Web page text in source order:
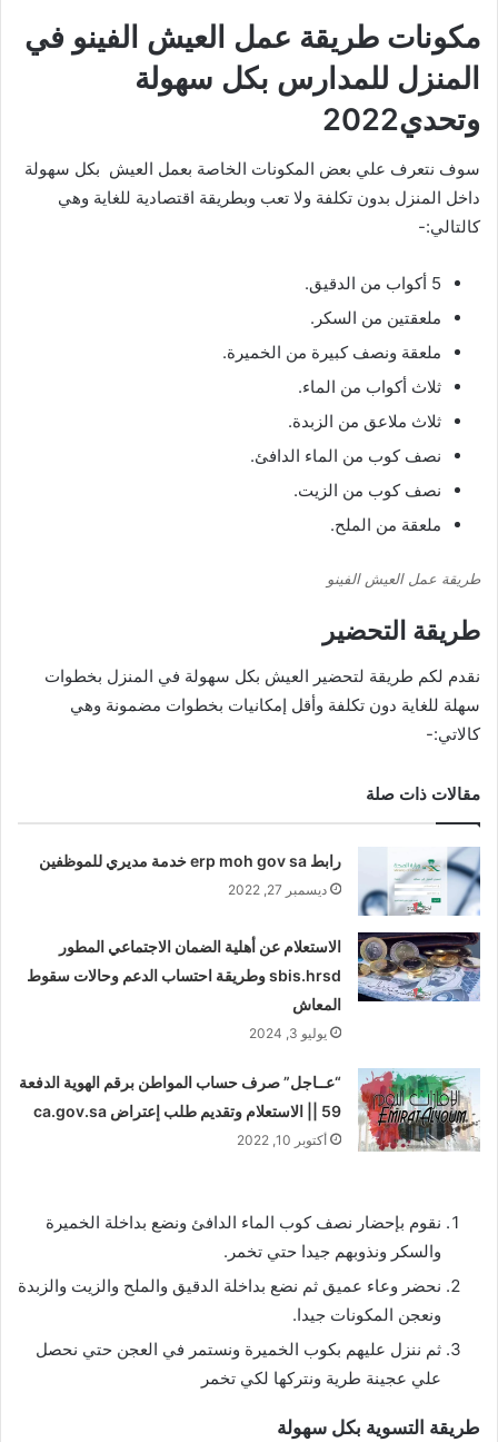
مكونات طريقة عمل العيش الفينو في
المنزل للمدارس بكل سهولة
وتحدي2022
سوف نتعرف علي بعض المكونات الخاصة بعمل العيش بكل سهولة
داخل المنزل بدون تكلفة ولا تعب وبطريقة اقتصادية للغاية وهي
كالتالي:-
5 أكواب من الدقيق.
ملعقتين من السكر.
ملعقة ونصف كبيرة من الخميرة.
ثلاث أكواب من الماء.
ثلاث ملاعق من الزبدة.
نصف كوب من الماء الدافئ.
نصف كوب من الزيت.
ملعقة من الملح.
طريقة عمل العيش الفينو
طريقة التحضير
نقدم لكم طريقة لتحضير العيش بكل سهولة في المنزل بخطوات
سهلة للغاية دون تكلفة وأقل إمكانيات بخطوات مضمونة وهي
كالاتي:-
مقالات ذات صلة
رابط erp moh gov sa خدمة مديري للموظفين
ديسمبر 27, 2022
الاستعلام عن أهلية الضمان الاجتماعي المطور
sbis.hrsd وطريقة احتساب الدعم وحالات سقوط
المعاش
يوليو 3, 2024
“عــاجل” صرف حساب المواطن برقم الهوية الدفعة
59 || الاستعلام وتقديم طلب إعتراض ca.gov.sa
أكتوبر 10, 2022
نقوم بإحضار نصف كوب الماء الدافئ ونضع بداخلة الخميرة
والسكر ونذوبهم جيدا حتي تخمر.
نحضر وعاء عميق ثم نضع بداخلة الدقيق والملح والزيت والزبدة
ونعجن المكونات جيدا.
ثم ننزل عليهم بكوب الخميرة ونستمر في العجن حتي نحصل
علي عجينة طرية ونتركها لكي تخمر
طريقة التسوية بكل سهولة